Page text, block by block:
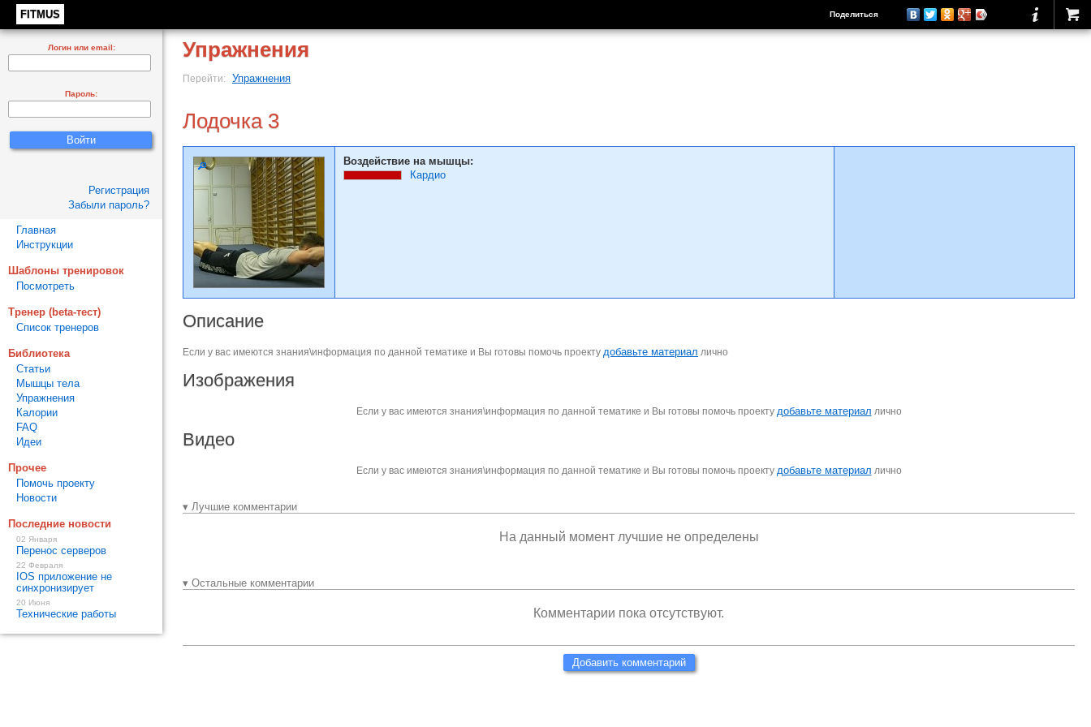
FITMUS Поделиться
Упражнения
Перейти: Упражнения
Лодочка 3
Воздействие на мышцы:
Кардио
Описание
Если у вас имеются знания\информация по данной тематике и Вы готовы помочь проекту добавьте материал лично
Изображения
Если у вас имеются знания\информация по данной тематике и Вы готовы помочь проекту добавьте материал лично
Видео
Если у вас имеются знания\информация по данной тематике и Вы готовы помочь проекту добавьте материал лично
▾ Лучшие комментарии
На данный момент лучшие не определены
▾ Остальные комментарии
Комментарии пока отсутствуют.
Добавить комментарий
Логин или email:
Пароль:
Регистрация
Забыли пароль?
Главная
Инструкции
Шаблоны тренировок
Посмотреть
Тренер (beta-тест)
Список тренеров
Библиотека
Статьи
Мышцы тела
Упражнения
Калории
FAQ
Идеи
Прочее
Помочь проекту
Новости
Последние новости
02 Января
Перенос серверов
22 Февраля
IOS приложение не
синхронизирует
20 Июня
Технические работы